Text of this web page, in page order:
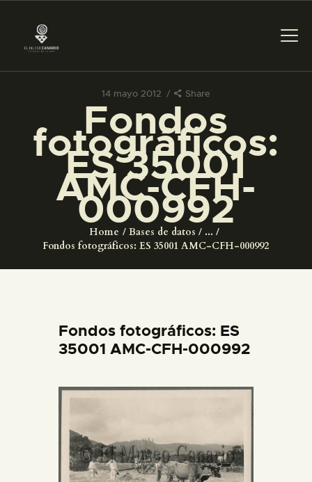
14 mayo 2012 Share
Fondos
fotográficos:
ES 35001
AMC-CFH-
000992
Home Bases de datos
...
Fondos fotográficos: ES 35001 AMC-CFH-000992
PREPARAR LA VISITA
ACTIVIDADES
█
EL MUSEO
DIDÁCTICA
ACTIVIDADES
Fondos fotográficos: ES
35001 AMC-CFH-000992